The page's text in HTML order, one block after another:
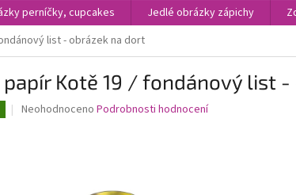
perníčky, cupcakes Jedlé obrázky zápichy
list - obrázek na dort
papír Kotě 19 / fondánový list
Průměrné
Neohodnoceno Podrobnosti hodnocení